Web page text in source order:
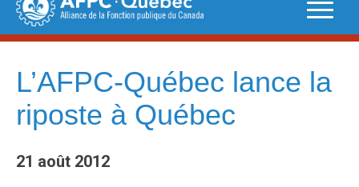
content
L’AFPC-Québec lance la
riposte à Québec
21 août 2012